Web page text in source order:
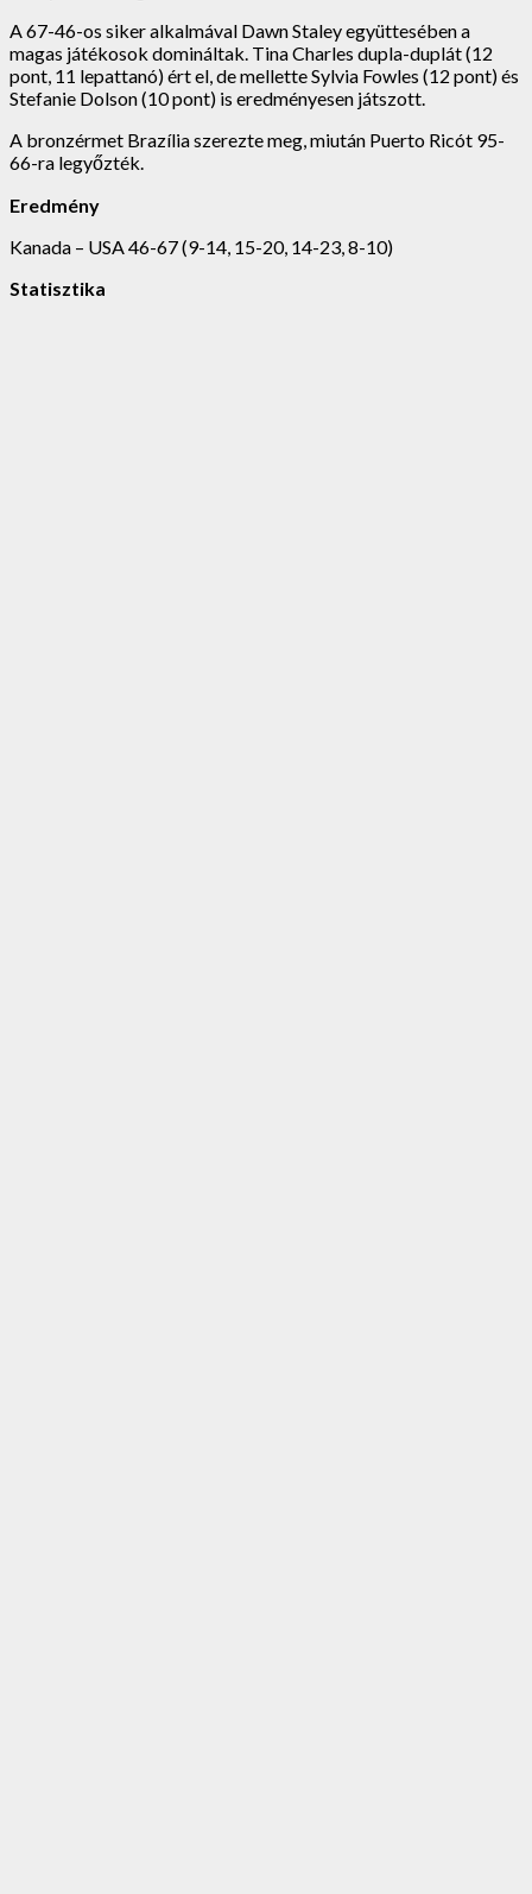
A 67-46-os siker alkalmával Dawn Staley együttesében a
magas játékosok domináltak. Tina Charles dupla-duplát (12
pont, 11 lepattanó) ért el, de mellette Sylvia Fowles (12 pont) és
Stefanie Dolson (10 pont) is eredményesen játszott.
A bronzérmet Brazília szerezte meg, miután Puerto Ricót 95-
66-ra legyőzték.
Eredmény
Kanada – USA 46-67 (9-14, 15-20, 14-23, 8-10)
Statisztika